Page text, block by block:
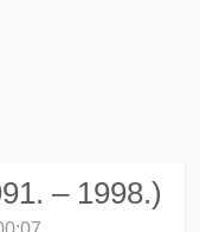
– 1998.)